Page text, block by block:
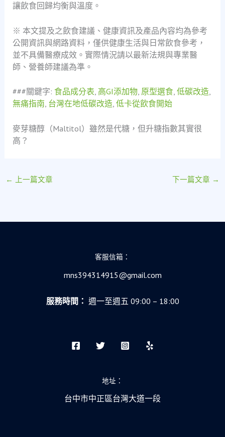
讓飲食回歸均衡與溫度。
※ 本文提及之飲食建議、健康資訊及產品內容均為參考
公開資訊與網路資料，僅供健康生活與日常飲食參考，
並不具備醫療成效。實際情況請以最新法規與專業醫
師、營養師建議為準。
###關鍵字: 食品成分表, 高GI添加物, 原型選食, 低碳改造,
無痛指南, 台灣在地低碳改造, 低卡從飲食開始
麥芽糖醇（Maltitol）雖然是代糖，但升糖指數其實很
高？
← 上一篇文章 下一篇文章 →
客服信箱：
mns394314915@gmail.com
服務時間： 週一至週五 09:00 – 18:00
地址：
台中市中正區台灣大道一段